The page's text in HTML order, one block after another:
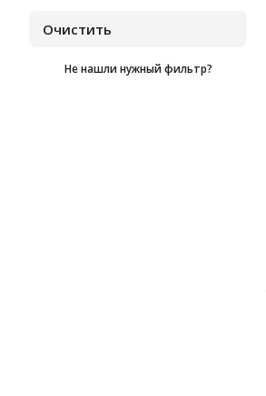
Не нашли нужный фильтр?